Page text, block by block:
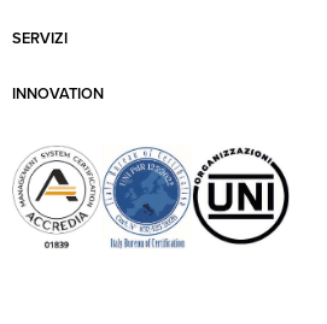
SERVIZI
INNOVATION